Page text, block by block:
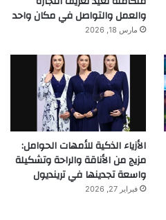
والعمل والتواصل في مكان واحد
مارس 18, 2026
الأزياء الذكية للأمهات الحوامل:
مزيج من الأناقة والراحة وتشكيلة
واسعة تجدينها في ترينديول
فبراير 27, 2026